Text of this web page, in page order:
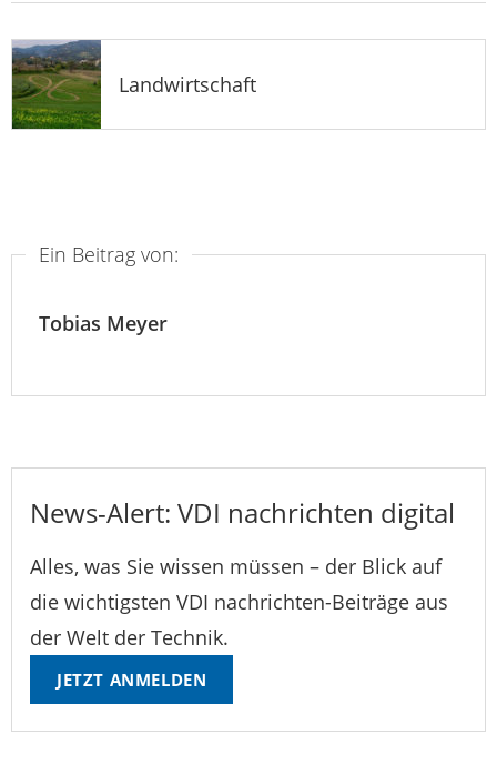
Landwirtschaft
Ein Beitrag von:
Tobias Meyer
News-Alert: VDI nachrichten digital
Alles, was Sie wissen müssen – der Blick auf
die wichtigsten VDI nachrichten-Beiträge aus
der Welt der Technik.
JETZT ANMELDEN